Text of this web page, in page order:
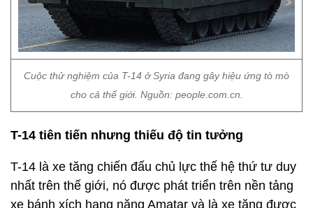
Cuộc thử nghiệm của T-14 ở Syria đang gây hiệu ứng tò mò
cho cả thế giới. Nguồn: people.com.cn.
T-14 tiên tiến nhưng thiếu độ tin tưởng
T-14 là xe tăng chiến đấu chủ lực thế hệ thứ tư duy
nhất trên thế giới, nó được phát triển trên nền tảng
xe bánh xích hạng nặng Amatar và là xe tăng được